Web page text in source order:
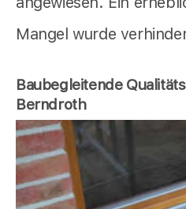
Mangel wurde
Baubegleitende
Berndroth